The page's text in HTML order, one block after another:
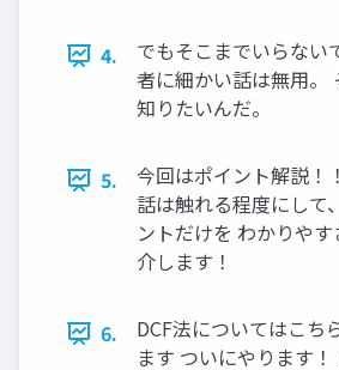
4.
でもそこまでいらない
者に細かい話は無用。
知りたいんだ。
5.
今回はポイント解説！
話は触れる程度にして
ントだけを わかりや
介します！
6.
DCF法についてはこち
ます ついにやります！